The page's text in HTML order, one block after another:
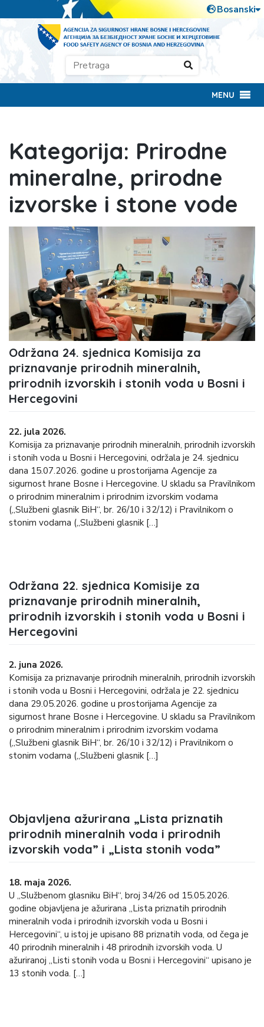
MENU
Kategorija: Prirodne
mineralne, prirodne
izvorske i stone vode
Održana 24. sjednica Komisija za
priznavanje prirodnih mineralnih,
prirodnih izvorskih i stonih voda u Bosni i
Hercegovini
22. jula 2026.
Komisija za priznavanje prirodnih mineralnih, prirodnih izvorskih
i stonih voda u Bosni i Hercegovini, održala je 24. sjednicu
dana 15.07.2026. godine u prostorijama Agencije za
sigurnost hrane Bosne i Hercegovine. U skladu sa Pravilnikom
o prirodnim mineralnim i prirodnim izvorskim vodama
(„Službeni glasnik BiH“, br. 26/10 i 32/12) i Pravilnikom o
stonim vodama („Službeni glasnik […]
Održana 22. sjednica Komisije za
priznavanje prirodnih mineralnih,
prirodnih izvorskih i stonih voda u Bosni i
Hercegovini
2. juna 2026.
Komisija za priznavanje prirodnih mineralnih, prirodnih izvorskih
i stonih voda u Bosni i Hercegovini, održala je 22. sjednicu
dana 29.05.2026. godine u prostorijama Agencije za
sigurnost hrane Bosne i Hercegovine. U skladu sa Pravilnikom
o prirodnim mineralnim i prirodnim izvorskim vodama
(„Službeni glasnik BiH“, br. 26/10 i 32/12) i Pravilnikom o
stonim vodama („Službeni glasnik […]
Objavljena ažurirana „Lista priznatih
prirodnih mineralnih voda i prirodnih
izvorskih voda” i „Lista stonih voda”
18. maja 2026.
U „Službenom glasniku BiH“, broj 34/26 od 15.05.2026.
godine objavljena je ažurirana „Lista priznatih prirodnih
mineralnih voda i prirodnih izvorskih voda u Bosni i
Hercegovini“, u istoj je upisano 88 priznatih voda, od čega je
40 prirodnih mineralnih i 48 prirodnih izvorskih voda. U
ažuriranoj „Listi stonih voda u Bosni i Hercegovini“ upisano je
13 stonih voda. […]